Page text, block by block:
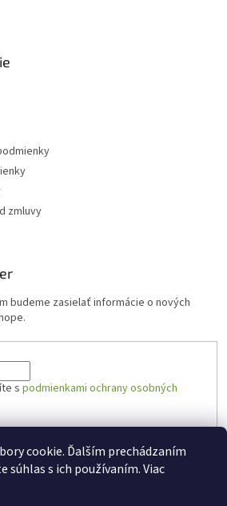
cookie. Ďalším prechádzaním
súhlas s ich používaním. Viac
zmluvy
budeme zasielať informácie o nových
s podmienkami ochrany osobných